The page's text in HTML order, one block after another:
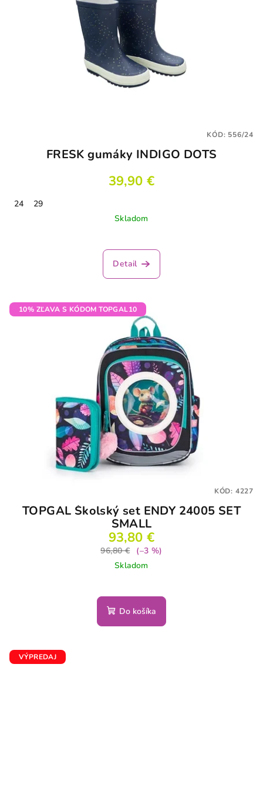
FRESK gumáky INDIGO DOTS
39,90 €
24
29
Skladom
Detail
KÓD: 556/24
10% ZĽAVA S KÓDOM TOPGAL10
TOPGAL Školský set ENDY 24005 SET
SMALL
93,80 €
96,80 €
(–3 %)
Skladom
Do košíka
KÓD: 4227
VÝPREDAJ